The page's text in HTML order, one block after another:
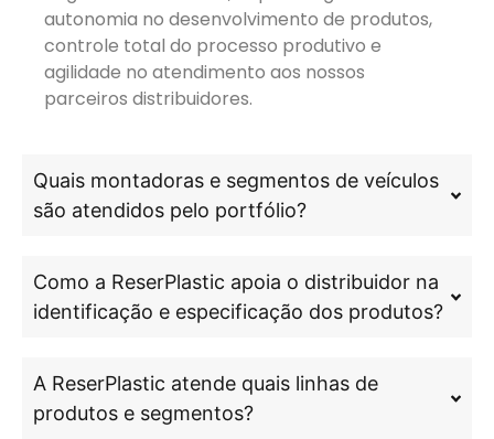
autonomia no desenvolvimento de produtos,
controle total do processo produtivo e
agilidade no atendimento aos nossos
parceiros distribuidores.
Quais montadoras e segmentos de veículos
são atendidos pelo portfólio?
Como a ReserPlastic apoia o distribuidor na
identificação e especificação dos produtos?
A ReserPlastic atende quais linhas de
produtos e segmentos?